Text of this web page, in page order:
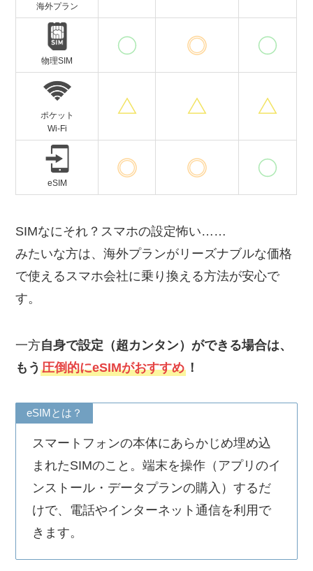
海外プラン
物理SIM
ポケット
Wi-Fi
eSIM
SIMなにそれ？スマホの設定怖い……
みたいな方は、海外プランがリーズナブルな価格
で使えるスマホ会社に乗り換える方法が安心で
す。
一方自身で設定（超カンタン）ができる場合は、
もう圧倒的にeSIMがおすすめ ！
eSIMとは？
スマートフォンの本体にあらかじめ埋め込
まれたSIMのこと。端末を操作（アプリのイ
ンストール・データプランの購入）するだ
けで、電話やインターネット通信を利用で
きます。